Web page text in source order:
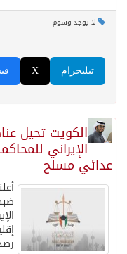
لا يوجد وسوم
X تيليجرام
الكويت تحيل
الإيراني
عدائي مسلح